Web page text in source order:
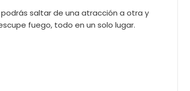
podrás saltar de una atracción a otra y
fuego, todo en un solo lugar.